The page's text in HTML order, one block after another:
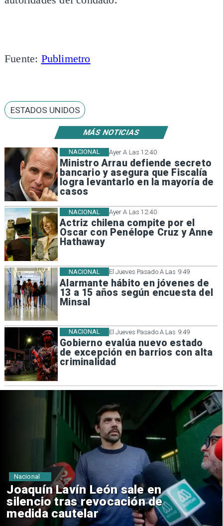
MÁS NOTICIAS
Ayer A Las 12:40
Ministro Arrau defiende secreto
bancario y asegura que Fiscalía
logra levantarlo en la mayoría de
casos
NACIONAL
Ayer A Las 12:40
Actriz chilena compite por el
Oscar con Penélope Cruz y Anne
Hathaway
NACIONAL
El Jueves Pasado A Las 9:49
Alarmante hábito en jóvenes de
13 a 15 años según encuesta del
Minsal
NACIONAL
El Jueves Pasado A Las 9:49
Gobierno evalúa nuevo estado
de excepción en barrios con alta
criminalidad
NACIONAL
Fuente: Publimetro
ESTADOS UNIDOS
sale en
de
Chile y
reinicio de
consulares
Nacional